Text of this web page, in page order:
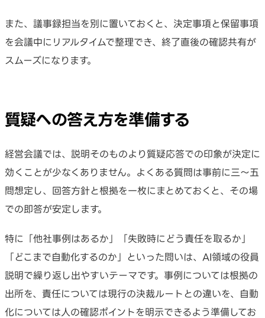
また、議事録担当を別に置いておくと、決定事項と保留事項
を会議中にリアルタイムで整理でき、終了直後の確認共有が
スムーズになります。
質疑への答え方を準備する
経営会議では、説明そのものより質疑応答での印象が決定に
効くことが少なくありません。よくある質問は事前に三〜五
問想定し、回答方針と根拠を一枚にまとめておくと、その場
での即答が安定します。
特に「他社事例はあるか」「失敗時にどう責任を取るか」
「どこまで自動化するのか」といった問いは、AI領域の役員
説明で繰り返し出やすいテーマです。事例については根拠の
出所を、責任については現行の決裁ルートとの違いを、自動
化については人の確認ポイントを明示できるよう準備してお